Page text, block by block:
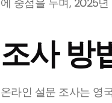
에 중점을 두며, 2025
조사 방
온라인 설문 조사는 영